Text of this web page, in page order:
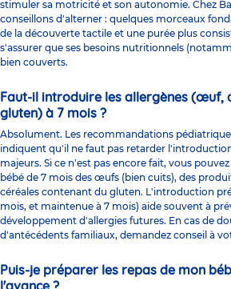
stimuler sa motricité et son autonomie. Chez
conseillons d'alterner : quelques morceaux
de la découverte tactile et une purée plus
s'assurer que ses besoins nutritionnels
bien couverts.
Faut-il introduire les allergènes (œuf,
gluten) à 7 mois ?
Absolument. Les recommandations
indiquent qu'il ne faut pas retarder
majeurs. Si ce n'est pas encore fait, vous
bébé de 7 mois des œufs (bien cuits), des
céréales contenant du gluten. L'introduction
mois, et maintenue à 7 mois) aide souvent à
développement d'allergies futures. En cas de
d'antécédents familiaux, demandez conseil à
Puis-je préparer les repas de mon